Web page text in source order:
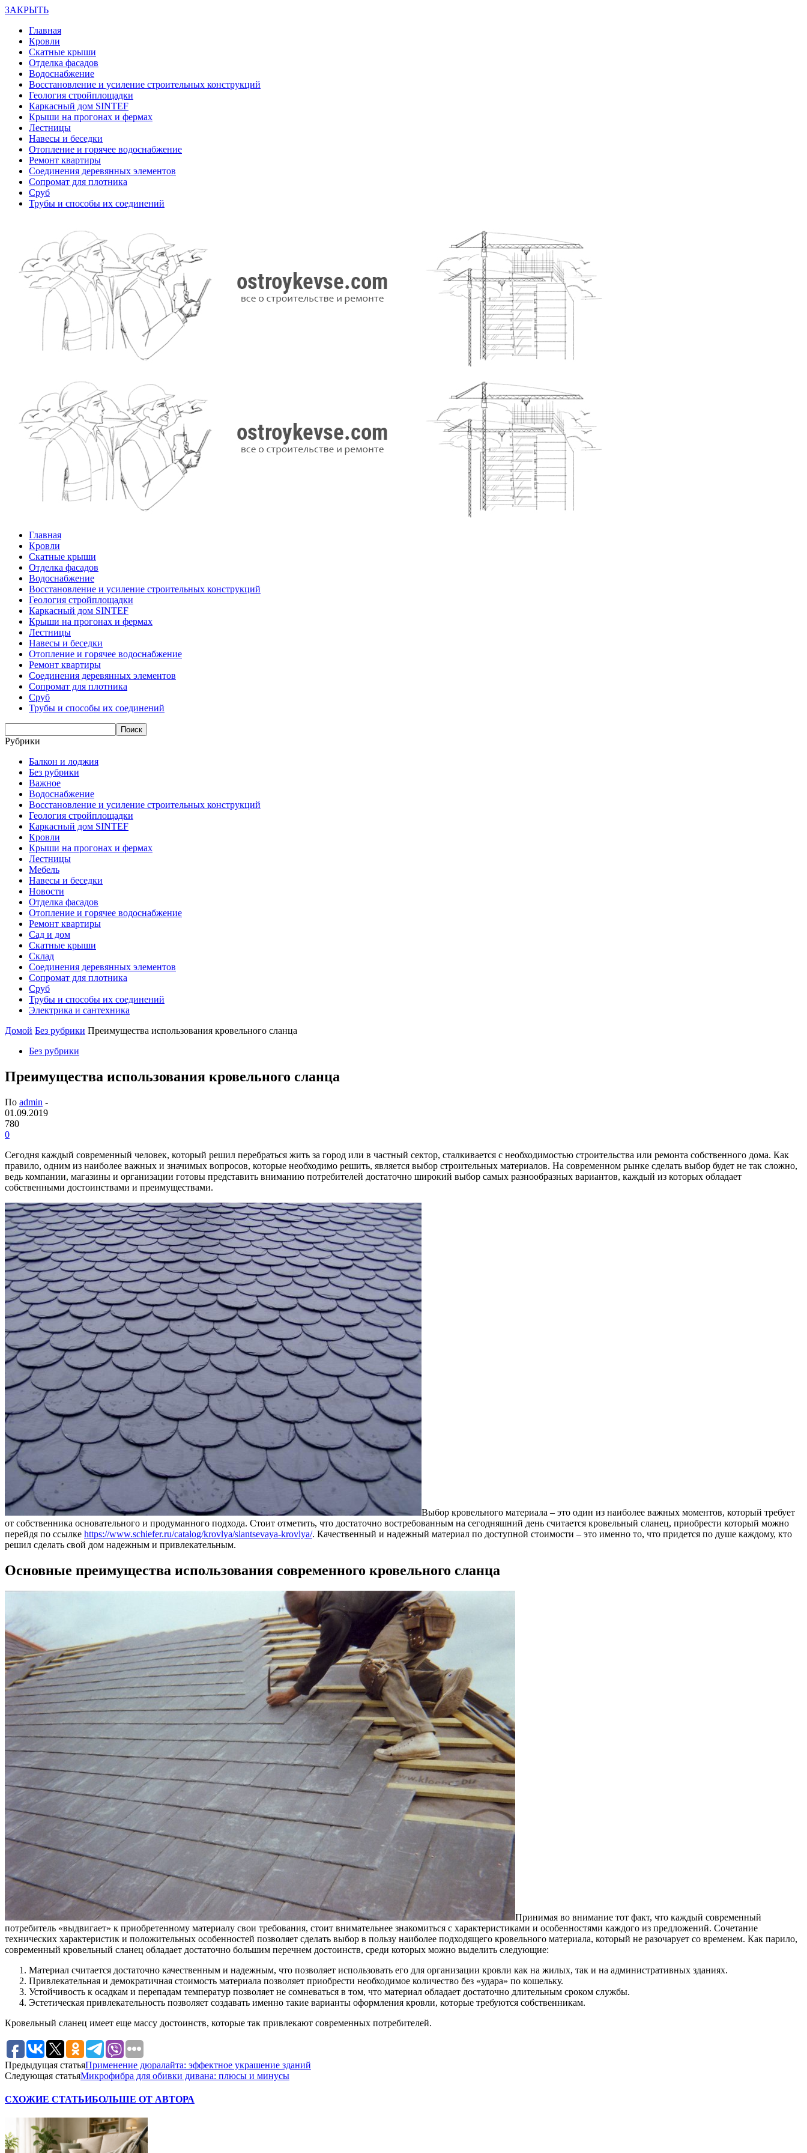
ЗАКРЫТЬ
Главная
Кровли
Скатные крыши
Отделка фасадов
Водоснабжение
Восстановление и усиление строительных конструкций
Геология стройплощадки
Каркасный дом SINTEF
Крыши на прогонах и фермах
Лестницы
Навесы и беседки
Отопление и горячее водоснабжение
Ремонт квартиры
Соединения деревянных элементов
Сопромат для плотника
Сруб
Трубы и способы их соединений
Главная
Кровли
Скатные крыши
Отделка фасадов
Водоснабжение
Восстановление и усиление строительных конструкций
Геология стройплощадки
Каркасный дом SINTEF
Крыши на прогонах и фермах
Лестницы
Навесы и беседки
Отопление и горячее водоснабжение
Ремонт квартиры
Соединения деревянных элементов
Сопромат для плотника
Сруб
Трубы и способы их соединений
Рубрики
Балкон и лоджия
Без рубрики
Важное
Водоснабжение
Восстановление и усиление строительных конструкций
Геология стройплощадки
Каркасный дом SINTEF
Кровли
Крыши на прогонах и фермах
Лестницы
Мебель
Навесы и беседки
Новости
Отделка фасадов
Отопление и горячее водоснабжение
Ремонт квартиры
Сад и дом
Скатные крыши
Склад
Соединения деревянных элементов
Сопромат для плотника
Сруб
Трубы и способы их соединений
Электрика и сантехника
Домой Без рубрики Преимущества использования кровельного сланца
Без рубрики
Преимущества использования кровельного сланца
По admin -
01.09.2019
780
0
Сегодня каждый современный человек, который решил перебраться жить за город или в частный сектор, сталкивается с необходимостью строительства или ремонта собственного дома. Как
правило, одним из наиболее важных и значимых вопросов, которые необходимо решить, является выбор строительных материалов. На современном рынке сделать выбор будет не так сложно,
ведь компании, магазины и организации готовы представить вниманию потребителей достаточно широкий выбор самых разнообразных вариантов, каждый из которых обладает
собственными достоинствами и преимуществами.
Выбор кровельного материала – это один из наиболее важных моментов, который требует
от собственника основательного и продуманного подхода. Стоит отметить, что достаточно востребованным на сегодняшний день считается кровельный сланец, приобрести который можно
перейдя по ссылке https://www.schiefer.ru/catalog/krovlya/slantsevaya-krovlya/. Качественный и надежный материал по доступной стоимости – это именно то, что придется по душе каждому, кто
решил сделать свой дом надежным и привлекательным.
Основные преимущества использования современного кровельного сланца
Принимая во внимание тот факт, что каждый современный
потребитель «выдвигает» к приобретенному материалу свои требования, стоит внимательнее знакомиться с характеристиками и особенностями каждого из предложений. Сочетание
технических характеристик и положительных особенностей позволяет сделать выбор в пользу наиболее подходящего кровельного материала, который не разочарует со временем. Как парило,
современный кровельный сланец обладает достаточно большим перечнем достоинств, среди которых можно выделить следующие:
Материал считается достаточно качественным и надежным, что позволяет использовать его для организации кровли как на жилых, так и на административных зданиях.
Привлекательная и демократичная стоимость материала позволяет приобрести необходимое количество без «удара» по кошельку.
Устойчивость к осадкам и перепадам температур позволяет не сомневаться в том, что материал обладает достаточно длительным сроком службы.
Эстетическая привлекательность позволяет создавать именно такие варианты оформления кровли, которые требуются собственникам.
Кровельный сланец имеет еще массу достоинств, которые так привлекают современных потребителей.
Предыдущая статьяПрименение дюралайта: эффектное украшение зданий
Следующая статьяМикрофибра для обивки дивана: плюсы и минусы
СХОЖИЕ СТАТЬИБОЛЬШЕ ОТ АВТОРА